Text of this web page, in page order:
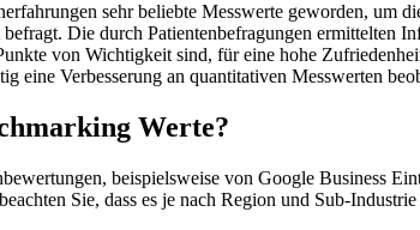
sehr beliebte Messwerte geworden,
Die durch Patientenbefragungen ermittelten
von Wichtigkeit sind, für eine hohe
eine Verbesserung an quantitativen Messwerten
Werte?
beispielsweise von Google Business
Sie, dass es je nach Region und Sub-